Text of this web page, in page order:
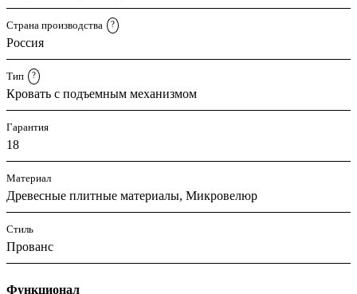
Страна производства ?
Россия
Тип ?
Кровать с подъемным механизмом
Гарантия
18
Материал
Древесные плитные материалы, Микровелюр
Стиль
Прованс
Функционал